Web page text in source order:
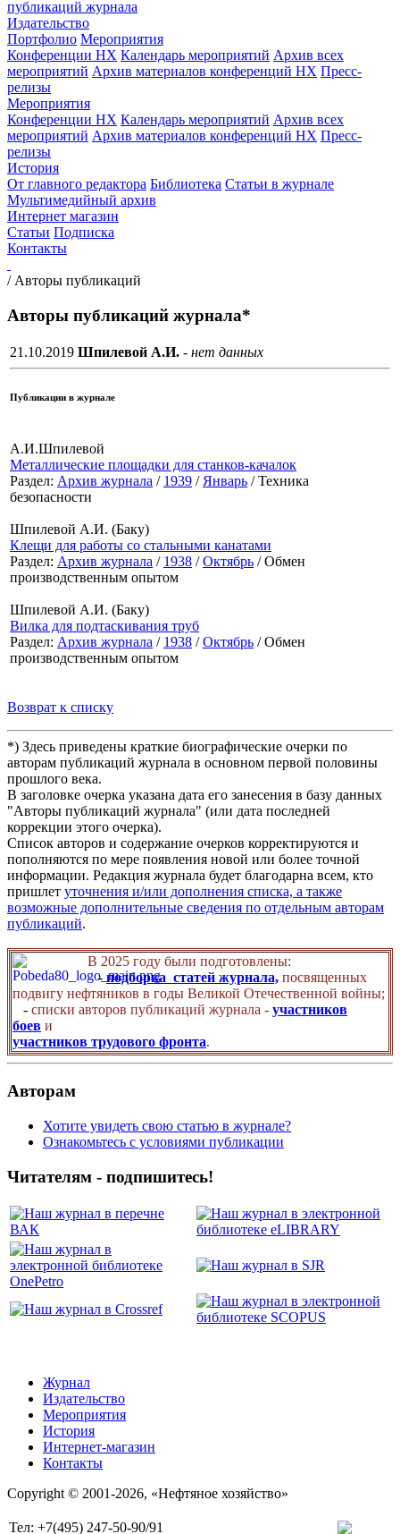
публикаций журнала
Издательство
Портфолио Мероприятия
Конференции НХ Календарь мероприятий Архив всех
мероприятий Архив материалов конференций НХ Пресс-
релизы
Мероприятия
Конференции НХ Календарь мероприятий Архив всех
мероприятий Архив материалов конференций НХ Пресс-
релизы
История
От главного редактора Библиотека Статьи в журнале
Мультимедийный архив
Интернет магазин
Статьи Подписка
Контакты
/ Авторы публикаций
Авторы публикаций журнала*
21.10.2019 Шпилевой А.И. - нет данных
Публикации в журнале
А.И.Шпилевой
Металлические площадки для станков-качалок
Раздел: Архив журнала / 1939 / Январь / Техника
безопасности
Шпилевой А.И. (Баку)
Клещи для работы со стальными канатами
Раздел: Архив журнала / 1938 /Октябрь / Обмен
производственным опытом
Шпилевой А.И. (Баку)
Вилка для подтаскивания труб
Раздел: Архив журнала / 1938 /Октябрь / Обмен
производственным опытом
Возврат к списку
*) Здесь приведены краткие биографические очерки по
авторам публикаций журнала в основном первой половины
прошлого века.
В заголовке очерка указана дата его занесения в базу данных
"Авторы публикаций журнала" (или дата последней
коррекции этого очерка).
Список авторов и содержание очерков корректируются и
пополняются по мере появления новой или более точной
информации. Редакция журнала будет благодарна всем, кто
пришлет уточнения и/или дополнения списка, а также
возможные дополнительные сведения по отдельным авторам
публикаций.
В 2025 году были подготовлены:
- подборка статей журнала, посвященных
подвигу нефтяников в годы Великой Отечественной войны;
- списки авторов публикаций журнала - участников
боев и
участников трудового фронта.
Авторам
Хотите увидеть свою статью в журнале?
Ознакомьтесь с условиями публикации
Читателям - подпишитесь!
Журнал
Издательство
Мероприятия
История
Интернет-магазин
Контакты
Copyright © 2001-2026, «Нефтяное хозяйство»
Тел: +7(495) 247-50-90/91